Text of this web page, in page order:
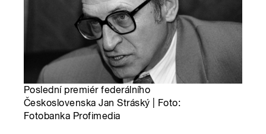
Poslední premiér federálního
Československa Jan Stráský | Foto:
Fotobanka Profimedia